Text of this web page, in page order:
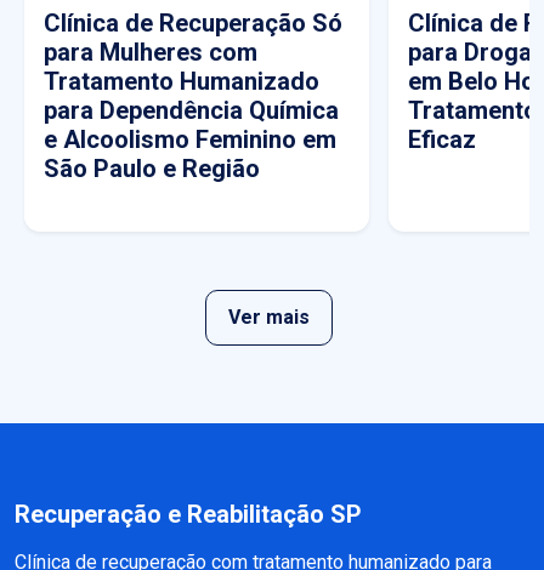
Clínica de Recuperação Só
para Mulheres com
Tratamento Humanizado
para Dependência Química
e Alcoolismo Feminino em
São Paulo e Região
Clínica de
para
em Belo
Tratamento
Eficaz
Ver mais
Recuperação e Reabilitação SP
Clínica de recuperação com tratamento humanizado para